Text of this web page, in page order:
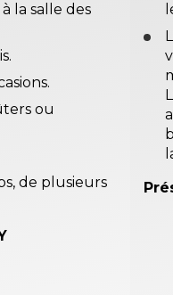
la salle des
ou
de plusieurs